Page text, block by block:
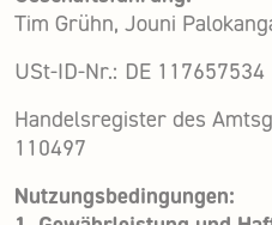
Tim Grühn, Jouni
USt-ID-Nr.: DE 117657534
Handelsregister des
110497
Nutzungsbedingungen: